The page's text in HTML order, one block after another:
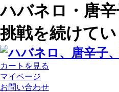
ハバネロ・唐
挑戦を続けてい
カートを見る
マイページ
お問い合わせ